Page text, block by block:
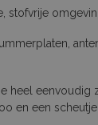
heel
en een scheutje